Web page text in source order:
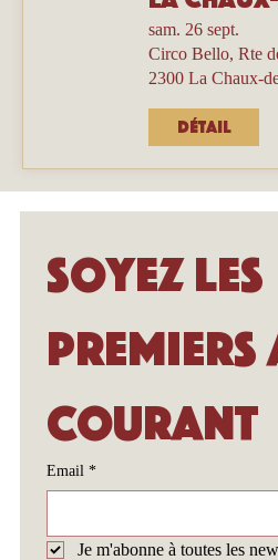
sam. 26 sept.
Circo Bello, Rte
2300 La Chaux-
Détail
Soyez les
premiers
courant
Email *
Je m'abonne à toutes les